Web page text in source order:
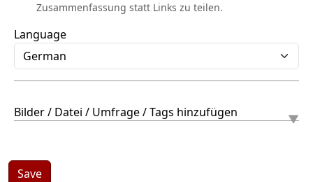
Zusammenfassung statt Links zu teilen.
Language
Bilder / Datei / Umfrage / Tags hinzufügen
Save